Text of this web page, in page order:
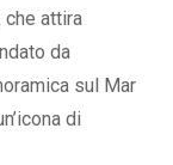
attira
da
sul Mar
di